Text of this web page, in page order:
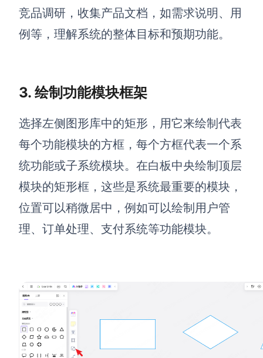
AI生成波特五力模型
AI生成4P营销理论模型
AI生成Grow模型
AI生成AARRR模型
AI对话
AI生成简历
模板社区
企业服务
私有化部署
管理功能定制 · 专业部署方案
企业版申请试用
满足企业级团队协作和管理需求
帮助支持
竞品调研，收集产品文档，如需求说明、用
例等，理解系统的整体目标和预期功能。
3. 绘制功能模块框架
选择左侧图形库中的矩形，用它来绘制代表
每个功能模块的方框，每个方框代表一个系
统功能或子系统模块。在白板中央绘制顶层
模块的矩形框，这些是系统最重要的模块，
位置可以稍微居中，例如可以绘制用户管
理、订单处理、支付系统等功能模块。